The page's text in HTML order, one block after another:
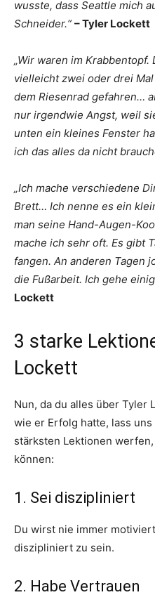
wusste, dass Seattle mich
Schneider.“ – Tyler Lockett
„Wir waren im
vielleicht zwei oder drei
dem Riesenrad gefahren…
nur irgendwie Angst, weil
unten ein kleines Fenster
ich das alles da nicht
„Ich mache verschiedene
Brett… Ich nenne es ein
man seine Hand-Augen-
mache ich sehr oft. Es gibt
fangen. An anderen Tagen
die Fußarbeit. Ich gehe
Lockett
3 starke
Lockett
Nun, da du alles über Tyler
wie er Erfolg hatte, lass
stärksten Lektionen
können:
1. Sei diszipliniert
Du wirst nie immer
diszipliniert zu sein.
2. Habe Vertrauen